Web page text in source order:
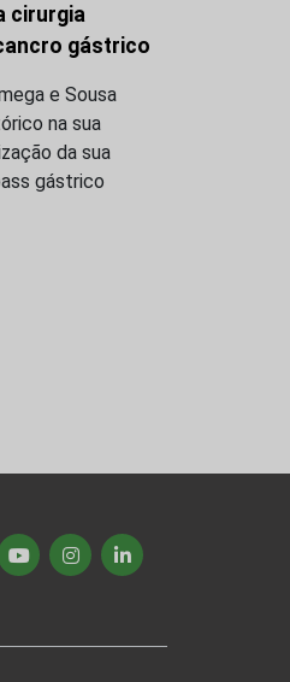
cirurgia
gástrico
e Sousa
na sua
da sua
gástrico